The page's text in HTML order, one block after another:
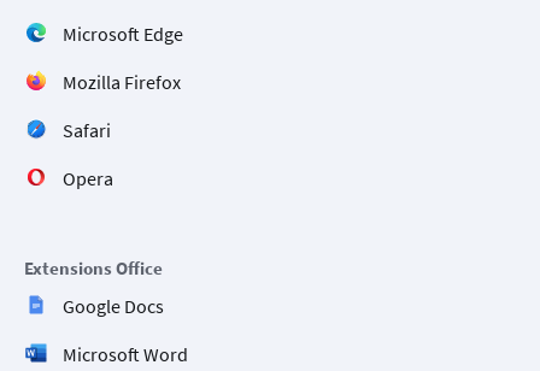
Microsoft Edge
Mozilla Firefox
Safari
Opera
Extensions Office
Google Docs
Microsoft Word